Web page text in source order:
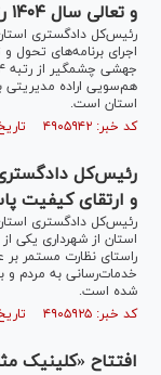
و تعالی سال ۱۴۰۴ رتبه دوم کشور را کسب کردیم
رئیس‌کل دادگستری
هم‌سویی اراده مدیریتی
استان است.
کد خبر: ۴۹۰۵۹۴۲ تاریخ انتشار : ۱۴۰۵/۰۴/۱۰
رئیس‌کل
و ارتقای کیفیت
رئیس‌کل دادگستری
استان از شهرداری یکی
راستای نظارت مستمر بر
خدمات‌رسانی به مردم و
شده است.
کد خبر: ۴۹۰۵۹۲۵ تاریخ انتشار : ۱۴۰۵/۰۴/۱۲
افتتاح «کلینیک